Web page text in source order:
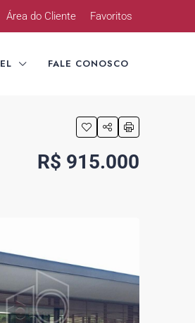
Área do Cliente Favoritos
FALE CONOSCO
R$ 915.000